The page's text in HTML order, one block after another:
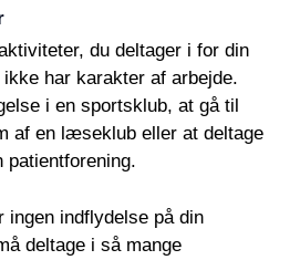
du deltager i for din
har karakter af arbejde.
i en sportsklub, at gå til
af en læseklub eller at deltage
patientforening.
ingen indflydelse på din
deltage i så mange